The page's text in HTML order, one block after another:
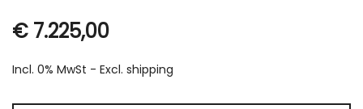
€ 7.225,00
Incl. 0% MwSt - Excl. shipping